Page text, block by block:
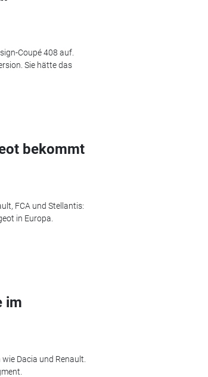
Coupé 408 auf.
Sie hätte das
bekommt
FCA und Stellantis:
in Europa.
im
Dacia und Renault.